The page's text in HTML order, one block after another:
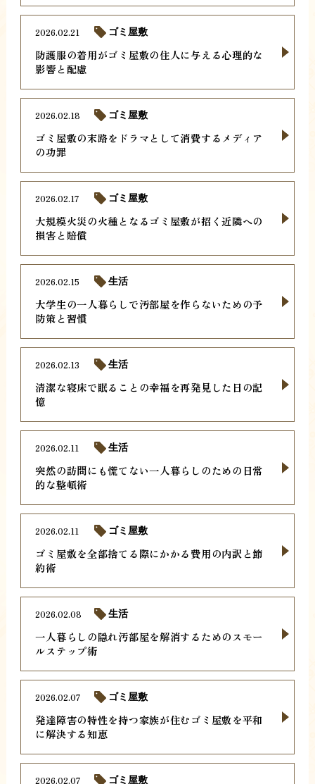
防護服の着用がゴミ屋敷の住人に与える心理的な
影響と配慮
2026.02.21 ゴミ屋敷
ゴミ屋敷の末路をドラマとして消費するメディア
の功罪
2026.02.18 ゴミ屋敷
大規模火災の火種となるゴミ屋敷が招く近隣への
損害と賠償
2026.02.17 ゴミ屋敷
大学生の一人暮らしで汚部屋を作らないための予
防策と習慣
2026.02.15 生活
清潔な寝床で眠ることの幸福を再発見した日の記
憶
2026.02.13 生活
突然の訪問にも慌てない一人暮らしのための日常
的な整頓術
2026.02.11 生活
ゴミ屋敷を全部捨てる際にかかる費用の内訳と節
約術
2026.02.11 ゴミ屋敷
一人暮らしの隠れ汚部屋を解消するためのスモー
ルステップ術
2026.02.08 生活
発達障害の特性を持つ家族が住むゴミ屋敷を平和
に解決する知恵
2026.02.07 ゴミ屋敷
2026.02.07 ゴミ屋敷